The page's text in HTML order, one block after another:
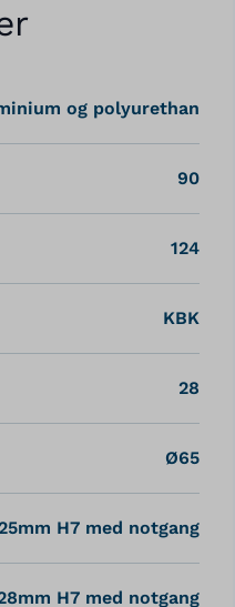
og polyurethan
90
124
KBK
28
Ø65
H7 med notgang
H7 med notgang